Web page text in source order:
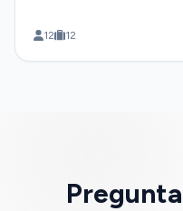
12 12